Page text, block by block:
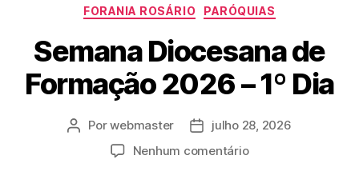
FORANIA ROSÁRIO
PARÓQUIAS
Semana Diocesana de
Formação 2026 – 1º Dia
Porwebmaster
julho 28, 2026
Nenhum comentário